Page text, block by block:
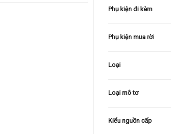
Phụ kiện đi kèm
Phụ kiện mua rời
Loại
Loại mô tơ
Kiểu nguồn cấp